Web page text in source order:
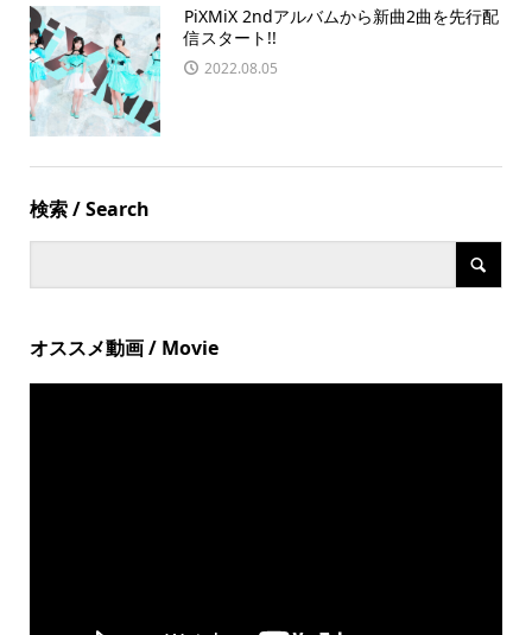
PiXMiX 2ndアルバムから新曲2曲を先行配
信スタート!!
2022.08.05
検索 / Search
オススメ動画 / Movie